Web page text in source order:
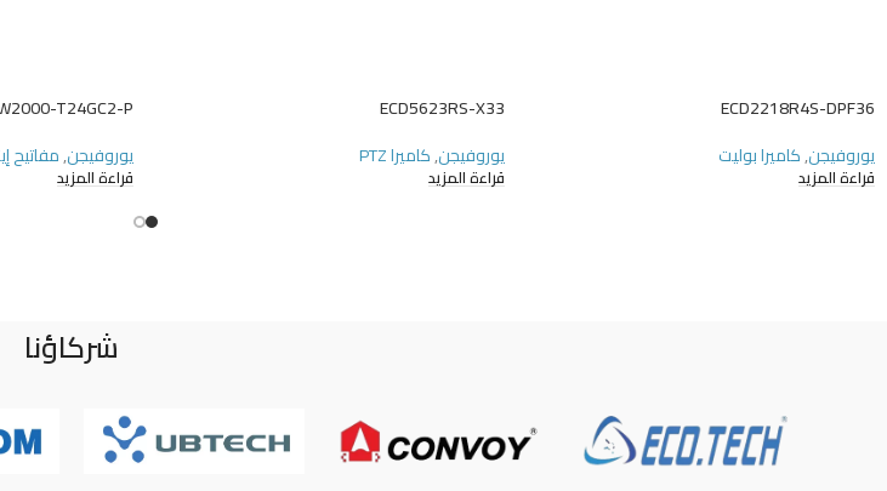
ECD2218R4S-DPF36
يوروفيجن,كاميرا بوليت
قراءة المزيد
ECD5623RS-X33
يوروفيجن,كاميرا PTZ
قراءة المزيد
T24GC2-P
يوروفيجن,مفاتيح
قراءة المزيد
شركاؤنا